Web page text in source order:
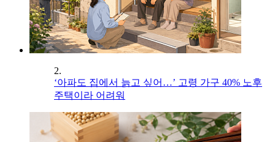
2.
‘아파도 집에서 늙고 싶어…’ 고령 가구 40% 노후
주택이라 어려워